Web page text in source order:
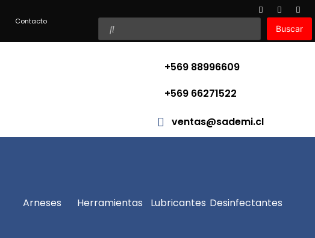
Contacto
Buscar
+569 88996609
+569 66271522
ventas@sademi.cl
Arneses Herramientas Lubricantes Desinfectantes